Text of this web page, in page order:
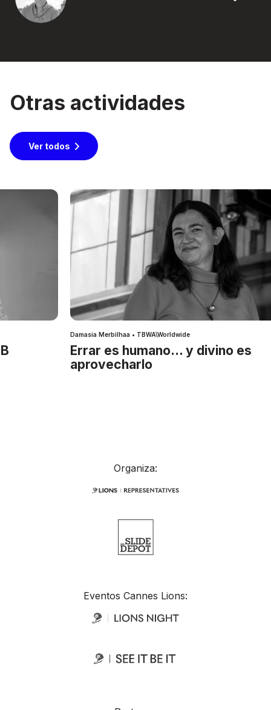
Otras actividades
Ver todos
Damasia Merbilhaa • TBWA\Worldwide
Errar es humano… y divino es
aprovecharlo
Organiza:
Eventos Cannes Lions: